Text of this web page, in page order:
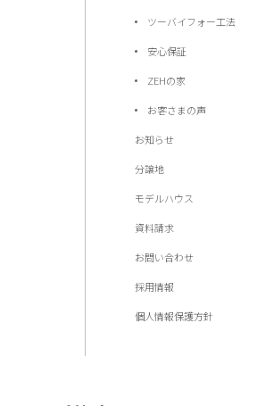
ツーバイフォー工法
安心保証
ZEHの家
お客さまの声
お知らせ
分譲地
モデルハウス
資料請求
お問い合わせ
採用情報
個人情報保護方針